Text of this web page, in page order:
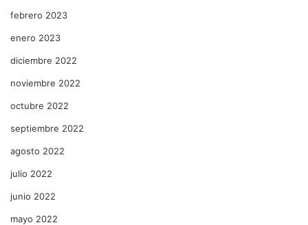
febrero 2023
enero 2023
diciembre 2022
noviembre 2022
octubre 2022
septiembre 2022
agosto 2022
julio 2022
junio 2022
mayo 2022